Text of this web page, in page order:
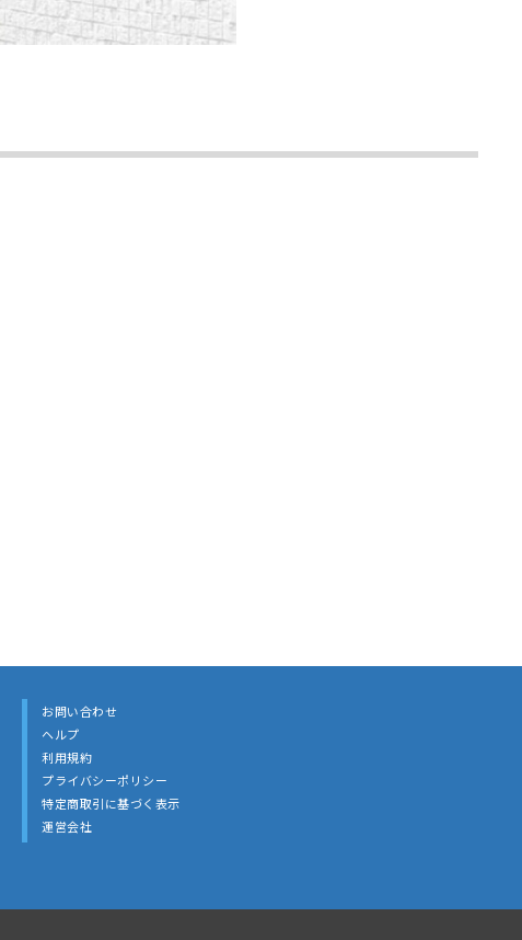
お問い合わせ
ヘルプ
利用規約
プライバシーポリシー
特定商取引に基づく表示
運営会社